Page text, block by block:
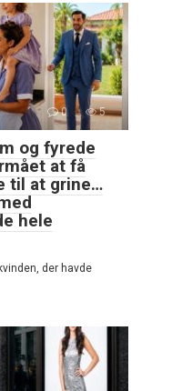
0 5
og fyrede
at få
til at grine…
hele
der havde